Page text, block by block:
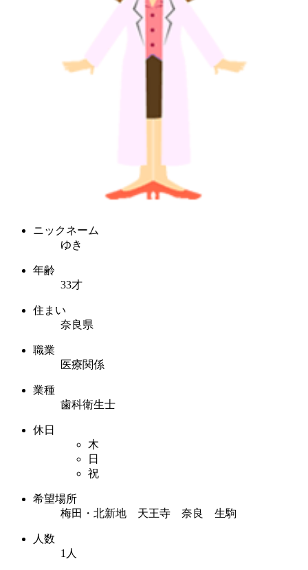
ニックネーム
ゆき
年齢
33才
住まい
奈良県
職業
医療関係
業種
歯科衛生士
休日
木
日
祝
希望場所
梅田・北新地 天王寺 奈良 生駒
人数
1人